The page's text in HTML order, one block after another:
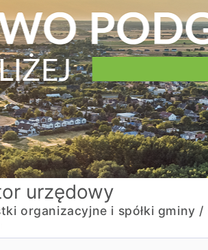
urzędowy
organizacyjne i spółki gminy /